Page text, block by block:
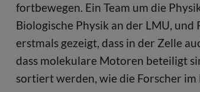
fortbewegen. Ein Team um die
Biologische Physik an der LMU,
erstmals gezeigt, dass in der Zelle
dass molekulare Motoren beteiligt
sortiert werden, wie die Forscher